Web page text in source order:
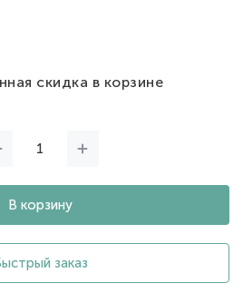
скидка в корзине
В корзину
заказ